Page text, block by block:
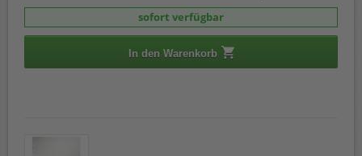
sofort verfügbar
In den Warenkorb